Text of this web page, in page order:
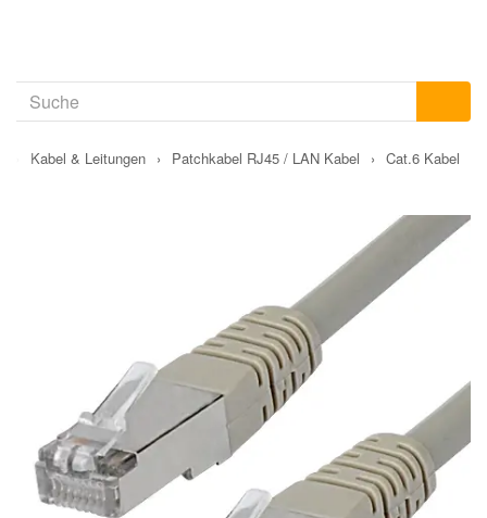
Kabel & Leitungen › Patchkabel RJ45 / LAN Kabel › Cat.6 Kabel